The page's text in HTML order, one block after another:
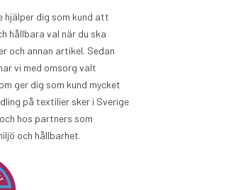
hjälper dig som kund att
hållbara val när du ska
och annan artikel. Sedan
vi med omsorg valt
ger dig som kund mycket
på textilier sker i Sverige
hos partners som
och hållbarhet.